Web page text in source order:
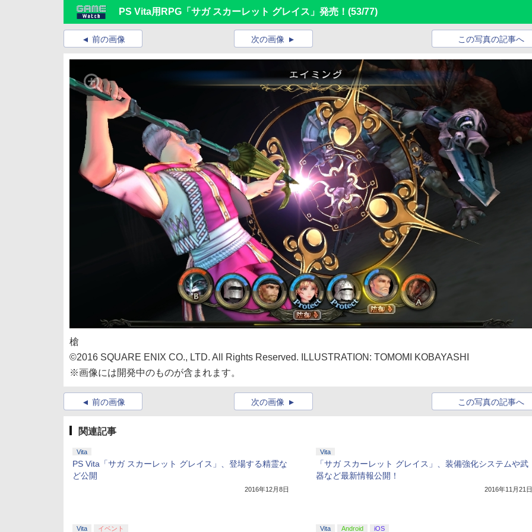
PS Vita用RPG「サガ スカーレット グレイス」発売！ (53/77)
前の画像 この写真の記事へ
次の画像
槍
©2016 SQUARE ENIX CO., LTD. All Rights Reserved. ILLUSTRATION: TOMOMI KOBAYASHI
※画像には開発中のものが含まれます。
前の画像 この写真の記事へ
次の画像
関連記事
Vita
PS Vita「サガ スカーレット グレイス」、登場する精霊な
ど公開
2016年12月8日
Vita
「サガ スカーレット グレイス」、装備強化システムや武
器など最新情報公開！
2016年11月21日
Vita イベント Vita Android iOS